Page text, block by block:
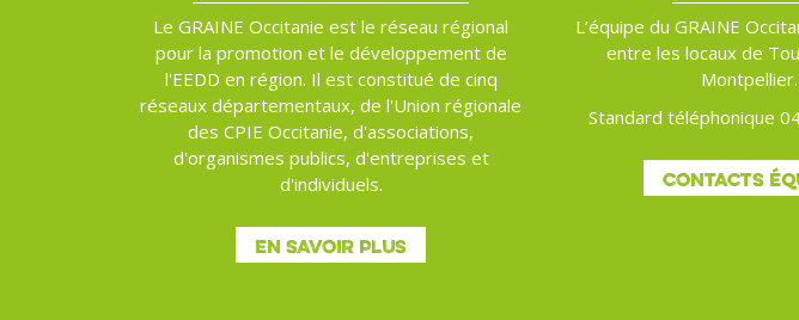
Le GRAINE Occitanie est le réseau régional
pour la promotion et le développement de
l'EEDD en région. Il est constitué de cinq
réseaux départementaux, de l'Union régionale
des CPIE Occitanie, d'associations,
d'organismes publics, d'entreprises et
d'individuels.
EN SAVOIR PLUS
L’équipe du GRAINE
entre les locaux de
Montpellier.
Standard téléphonique
CONTACTS